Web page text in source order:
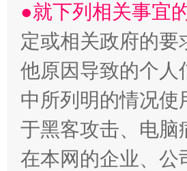
揭批美国五大"原罪"
●就下列相关事宜
定或相关政府的
他原因导致的个人
中所列明的情况使
于黑客攻击、电脑
在本网的企业、公